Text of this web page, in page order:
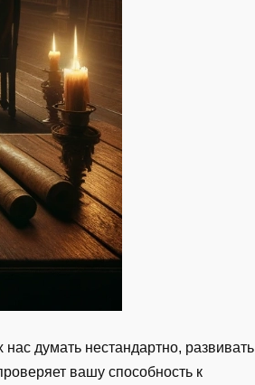
думать нестандартно, развивать
вашу способность к